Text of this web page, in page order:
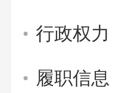
行政权力
履职信息